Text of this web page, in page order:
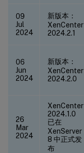
09
Jul
2024
新版本：
XenCenter
2024.2.1
06
Jun
2024
新版本：
XenCenter
2024.2.0
26
Mar
2024
XenCenter
2024.1.0
已在
XenServer
8 中正式发
布